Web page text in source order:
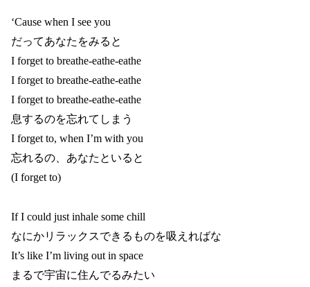
‘Cause when I see you
だってあなたをみると
I forget to breathe-eathe-eathe
I forget to breathe-eathe-eathe
I forget to breathe-eathe-eathe
息するのを忘れてしまう
I forget to, when I’m with you
忘れるの、あなたといると
(I forget to)
If I could just inhale some chill
なにかリラックスできるものを吸えればな
It’s like I’m living out in space
まるで宇宙に住んでるみたい